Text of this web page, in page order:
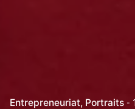
Entrepreneuriat Portraits